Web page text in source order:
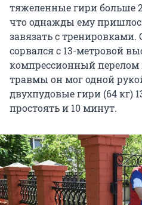
тяжеленные гири больше
что однажды ему
завязать с тренировками.
сорвался с 13-метровой
компрессионный перелом
травмы он мог одной
двухпудовые гири (64 кг)
простоять и 10 минут.